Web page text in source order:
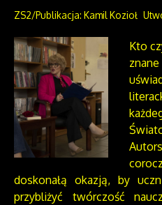
ZS2/Publikacja: Kamil Kozioł
Kto
doskonałą okazją, by
przybliżyć twórczość